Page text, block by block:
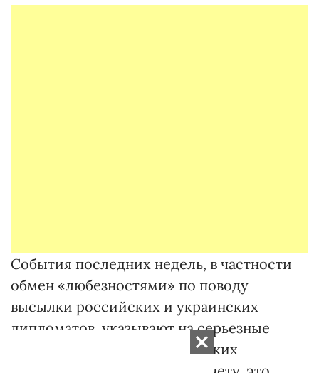
События последних недель, в частности
обмен «любезностями» по поводу
высылки российских и украинских
дипломатов, указывают на серьезные
сдвиги в украинско-российских